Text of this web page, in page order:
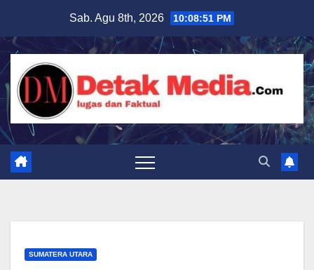
content
Sab. Agu 8th, 2026 10:08:53 PM
SUMATERA UTARA